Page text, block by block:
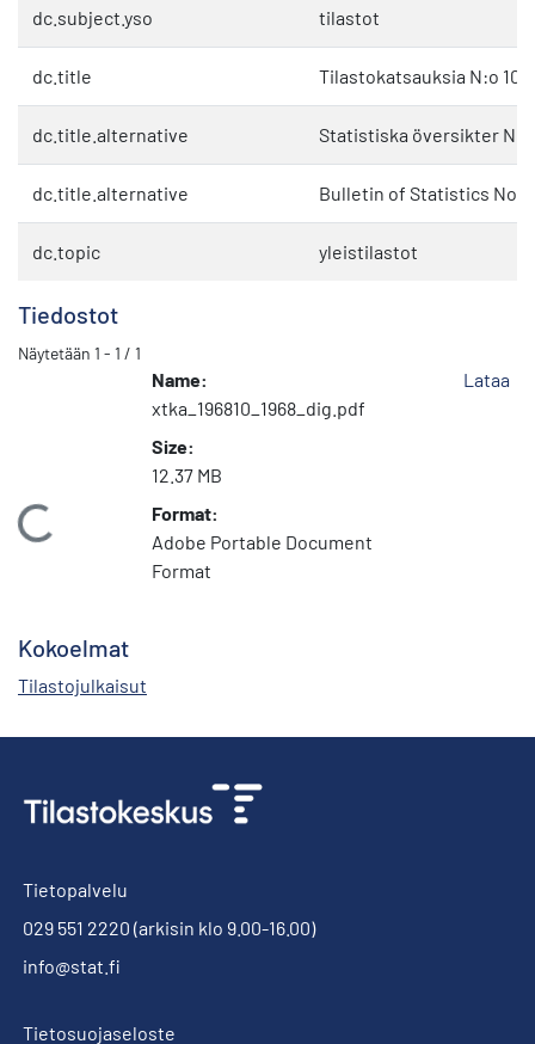
dc.subject.yso tilastot
dc.title Tilastokatsauksia N:o 10
dc.title.alternative Statistiska översikter Nr
dc.title.alternative Bulletin of Statistics No.
dc.topic yleistilastot
Tiedostot
Näytetään 1 - 1 / 1
Ladataan...
Name:
xtka_196810_1968_dig.pdf
Size:
12.37 MB
Format:
Adobe Portable Document
Format
Lataa
Kokoelmat
Tilastojulkaisut
Tietopalvelu
029 551 2220 (arkisin klo 9.00-16.00)
info@stat.fi
Tietosuojaseloste